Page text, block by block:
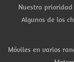
Nuestra
Algunos de los
Móviles en varios